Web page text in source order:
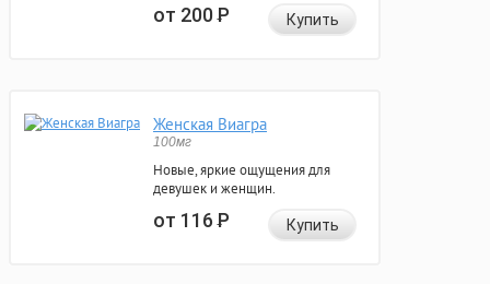
от 200Р Купить
Женская Виагра
100мг
Новые, яркие ощущения для
девушек и женщин.
от 116Р Купить